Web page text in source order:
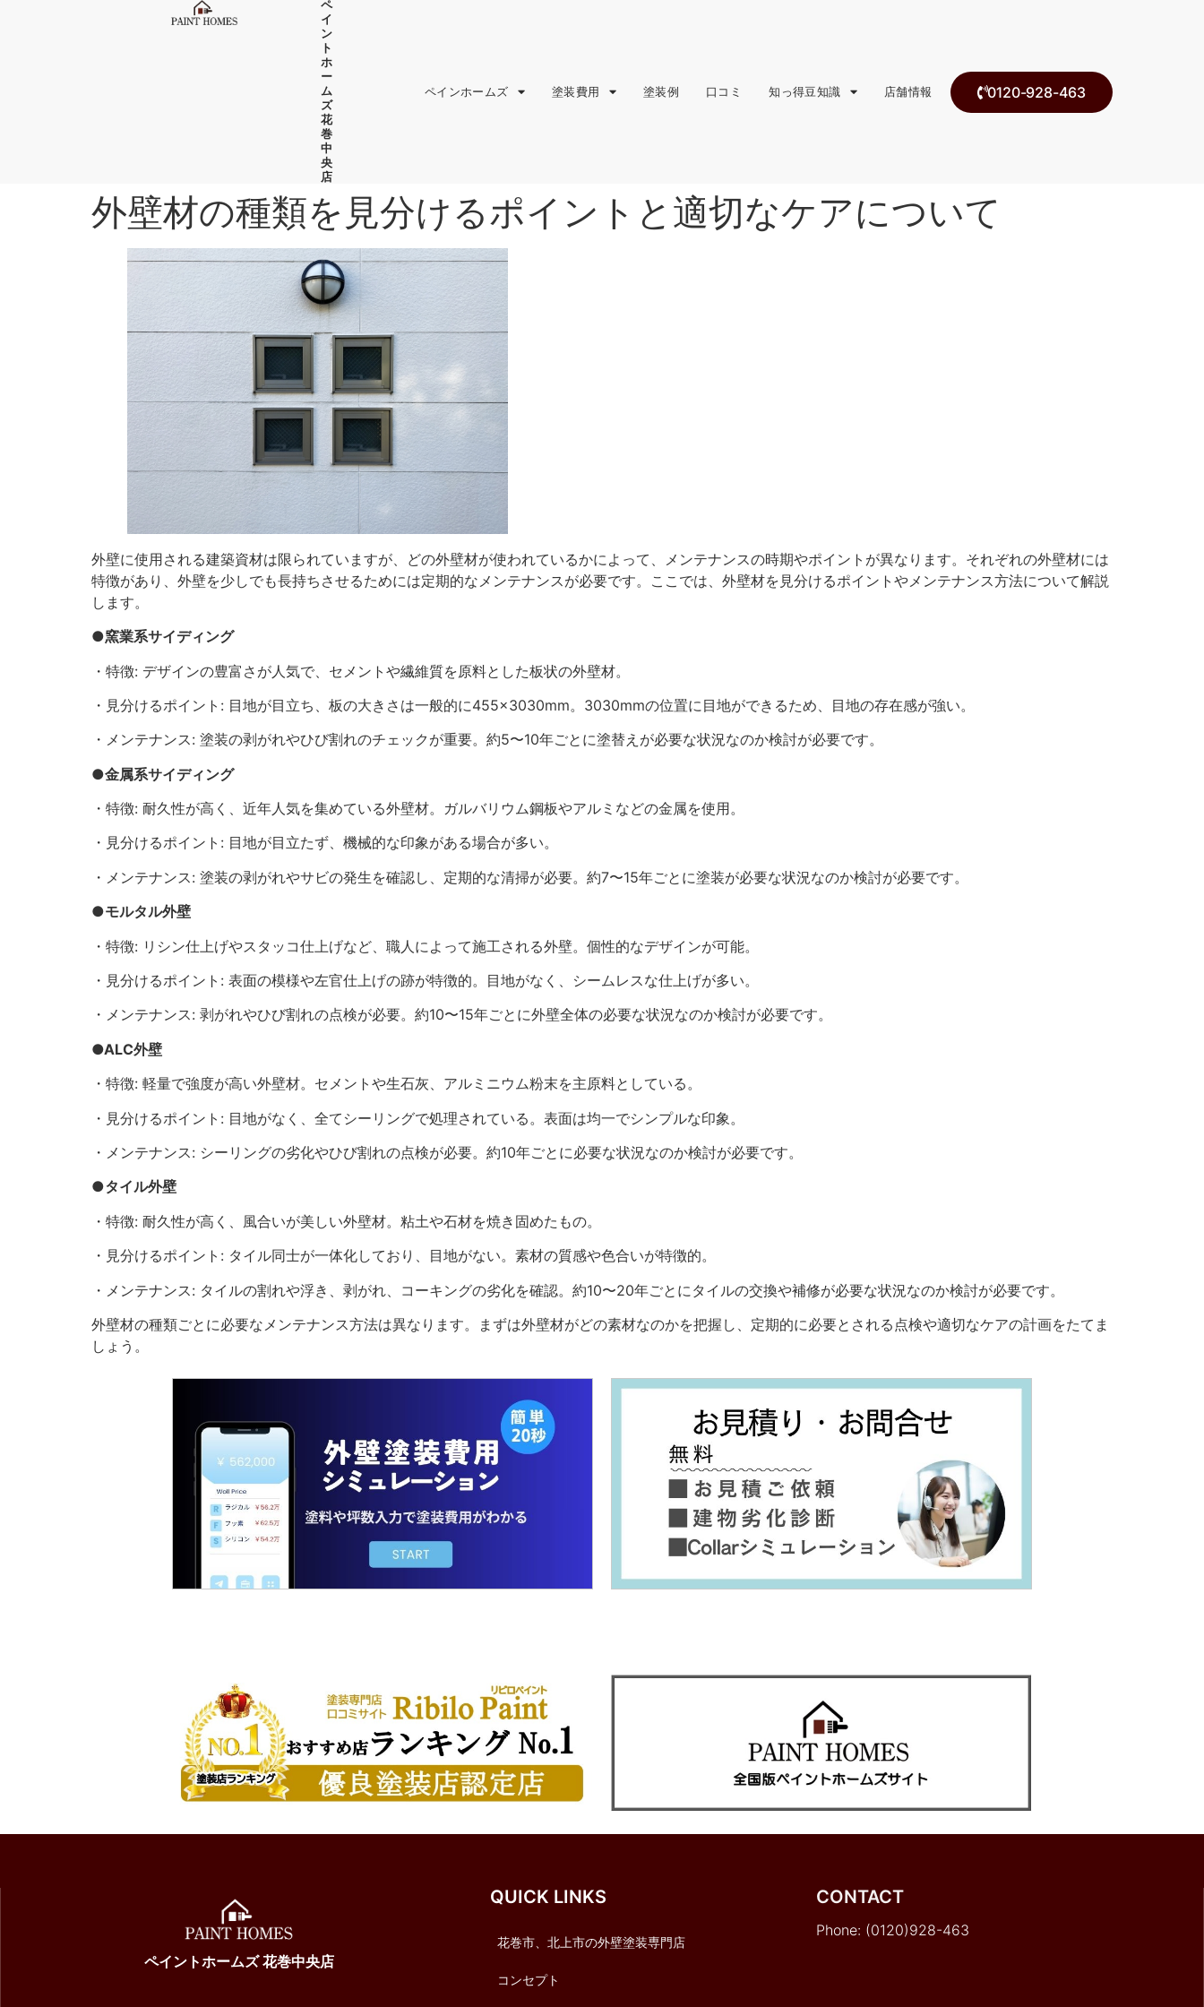
ペ
イ
ン
ト
ホ
ー
ム
ズ
花
巻
中
央
店
ペインホームズ 塗装費用 塗装例 口コミ 知っ得豆知識 店舗情報 0120-928-463
外壁材の種類を見分けるポイントと適切なケアについて
外壁に使用される建築資材は限られていますが、どの外壁材が使われているかによって、メンテナンスの時期やポイントが異なります。それぞれの外壁材には
特徴があり、外壁を少しでも長持ちさせるためには定期的なメンテナンスが必要です。ここでは、外壁材を見分けるポイントやメンテナンス方法について解説
します。
●窯業系サイディング
・特徴: デザインの豊富さが人気で、セメントや繊維質を原料とした板状の外壁材。
・見分けるポイント: 目地が目立ち、板の大きさは一般的に455×3030mm。3030mmの位置に目地ができるため、目地の存在感が強い。
・メンテナンス: 塗装の剥がれやひび割れのチェックが重要。約5〜10年ごとに塗替えが必要な状況なのか検討が必要です。
●金属系サイディング
・特徴: 耐久性が高く、近年人気を集めている外壁材。ガルバリウム鋼板やアルミなどの金属を使用。
・見分けるポイント: 目地が目立たず、機械的な印象がある場合が多い。
・メンテナンス: 塗装の剥がれやサビの発生を確認し、定期的な清掃が必要。約7〜15年ごとに塗装が必要な状況なのか検討が必要です。
●モルタル外壁
・特徴: リシン仕上げやスタッコ仕上げなど、職人によって施工される外壁。個性的なデザインが可能。
・見分けるポイント: 表面の模様や左官仕上げの跡が特徴的。目地がなく、シームレスな仕上げが多い。
・メンテナンス: 剥がれやひび割れの点検が必要。約10〜15年ごとに外壁全体の必要な状況なのか検討が必要です。
●ALC外壁
・特徴: 軽量で強度が高い外壁材。セメントや生石灰、アルミニウム粉末を主原料としている。
・見分けるポイント: 目地がなく、全てシーリングで処理されている。表面は均一でシンプルな印象。
・メンテナンス: シーリングの劣化やひび割れの点検が必要。約10年ごとに必要な状況なのか検討が必要です。
●タイル外壁
・特徴: 耐久性が高く、風合いが美しい外壁材。粘土や石材を焼き固めたもの。
・見分けるポイント: タイル同士が一体化しており、目地がない。素材の質感や色合いが特徴的。
・メンテナンス: タイルの割れや浮き、剥がれ、コーキングの劣化を確認。約10〜20年ごとにタイルの交換や補修が必要な状況なのか検討が必要です。
外壁材の種類ごとに必要なメンテナンス方法は異なります。まずは外壁材がどの素材なのかを把握し、定期的に必要とされる点検や適切なケアの計画をたてま
しょう。
ペイントホームズ 花巻中央店
QUICK LINKS
花巻市、北上市の外壁塗装専門店
コンセプト
CONTACT
Phone: (0120)928-463